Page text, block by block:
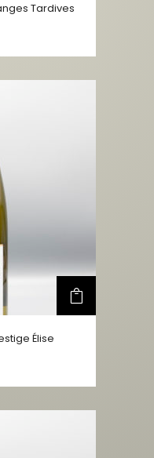
Tardives
Élise